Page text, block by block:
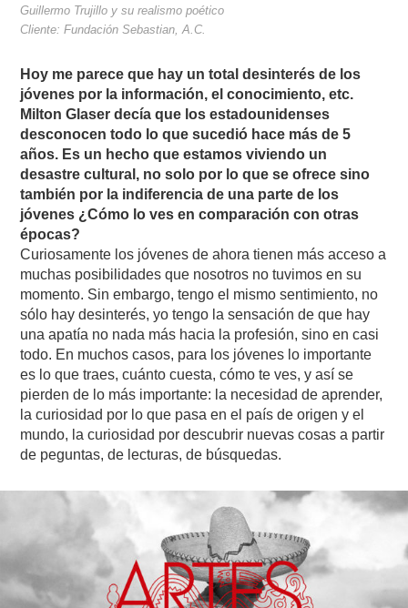
Guillermo Trujillo y su realismo poético
Cliente: Fundación Sebastian, A.C.
Hoy me parece que hay un total desinterés de los
jóvenes por la información, el conocimiento, etc.
Milton Glaser decía que los estadounidenses
desconocen todo lo que sucedió hace más de 5
años. Es un hecho que estamos viviendo un
desastre cultural, no solo por lo que se ofrece sino
también por la indiferencia de una parte de los
jóvenes ¿Cómo lo ves en comparación con otras
épocas?
Curiosamente los jóvenes de ahora tienen más acceso a
muchas posibilidades que nosotros no tuvimos en su
momento. Sin embargo, tengo el mismo sentimiento, no
sólo hay desinterés, yo tengo la sensación de que hay
una apatía no nada más hacia la profesión, sino en casi
todo. En muchos casos, para los jóvenes lo importante
es lo que traes, cuánto cuesta, cómo te ves, y así se
pierden de lo más importante: la necesidad de aprender,
la curiosidad por lo que pasa en el país de origen y el
mundo, la curiosidad por descubrir nuevas cosas a partir
de peguntas, de lecturas, de búsquedas.